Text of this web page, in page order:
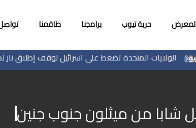
حرية تيوب برامجنا طاقمنا
المتحدة تضغط على اسرائيل لوقف إطلاق نار لمدة
شابا من ميثلون جنوب جنين